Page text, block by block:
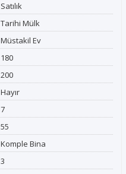
Satılık
Tarihi Mülk
Müstakil Ev
180
200
Hayır
7
55
Komple Bina
3